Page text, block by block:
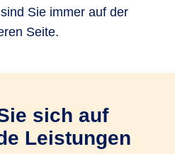
Sie immer auf der
Seite.
sich auf
Leistungen